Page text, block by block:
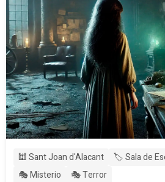
🕍 Sant Joan d'Alacant 🏷️ Sala de
🎭 Misterio
🎭 Terror